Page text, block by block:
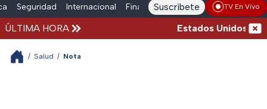
Seguridad Internacional Finanzas adn Noticias Radio
Suscríbete TV En Vivo
ÚLTIMA HORA Estados Unidos
/ Salud / Nota